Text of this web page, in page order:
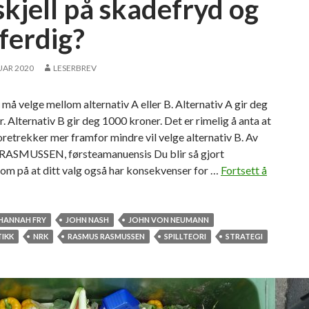
på skadefryd og
2020 LESERBREV
velge mellom alternativ A eller B. Alternativ A gir deg
Alternativ B gir deg 1000 kroner. Det er rimelig å anta at
mer framfor mindre vil velge alternativ B. Av
førsteamanuensis Du blir så gjort
på at ditt valg også har konsekvenser for … Fortsett å
FRY JOHN NASH
JOHN VON NEUMANN
NRK RASMUS RASMUSSEN SPILLTEORI STRATEGI